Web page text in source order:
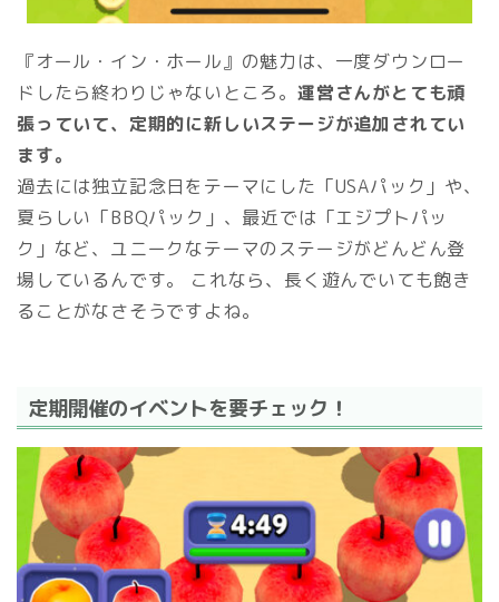
『オール・イン・ホール』の魅力は、一度ダウンロー
ドしたら終わりじゃないところ。 運営さんがとても頑
張っていて、定期的に新しいステージが追加されてい
ます。
過去には独立記念日をテーマにした「USAパック」や、
夏らしい「BBQパック」、最近では「エジプトパッ
ク」など、ユニークなテーマのステージがどんどん登
場しているんです。 これなら、長く遊んでいても飽き
ることがなさそうですよね。
定期開催のイベントを要チェック！